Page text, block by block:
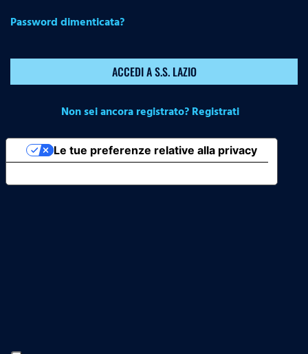
Password dimenticata?
ACCEDI A S.S. LAZIO
Non sei ancora registrato? Registrati
Le tue preferenze relative alla privacy